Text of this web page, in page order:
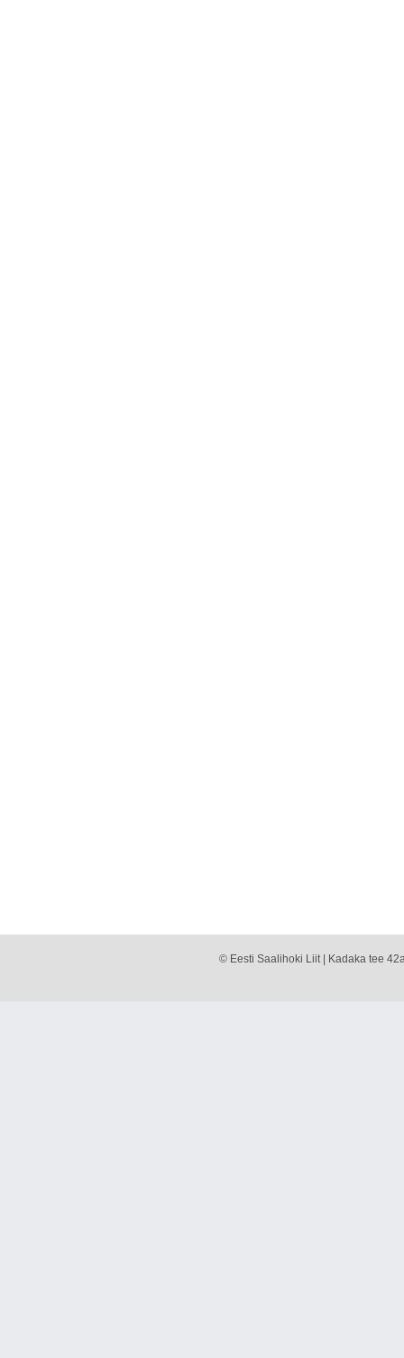
© Eesti Saalihoki Liit | Kadaka tee